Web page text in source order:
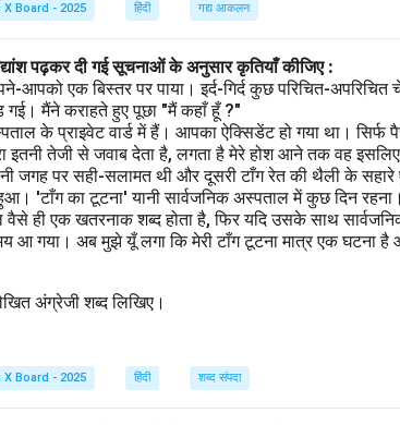
X Board - 2025 हिंदी गद्य आकलन
पढ़कर दी गई सूचनाओं के अनुसार कृतियाँ कीजिए :
आपको एक बिस्तर पर पाया। इर्द-गिर्द कुछ परिचित-
गई। मैंने कराहते हुए पूछा "मैं कहाँ हूँ ?"
के प्राइवेट वार्ड में हैं। आपका ऐक्सिडेंट हो गया था।
इतनी तेजी से जवाब देता है, लगता है मेरे होश आने तक वह
जगह पर सही-सलामत थी और दूसरी टाँग रेत की थैली के
'टाँग का टूटना' यानी सार्वजनिक अस्पताल में कुछ दिन
ही एक खतरनाक शब्द होता है, फिर यदि उसके साथ
आ गया। अब मुझे यूँ लगा कि मेरी टाँग टूटना मात्र एक घटना है
अंग्रेजी शब्द लिखिए।
X Board - 2025 हिंदी शब्द संपदा